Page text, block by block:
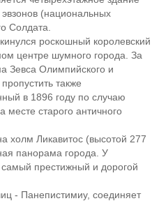
(национальных
Солдата.
роскошный королевский
центре шумного города. За
Зевса Олимпийского и
также
в 1896 году по случаю
месте старого античного
холм Ликавитос (высотой 277
панорама города. У
престижный и дорогой
- Панепистимиу, соединяет